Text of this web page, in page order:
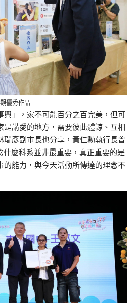
優秀作品
興」，家不可能百分之百完美，但可
是講愛的地方，需要彼此體諒、互相
瑞彥副市長也分享， 黃仁勳執行長曾
什麼科系並非最重要，真正重要的是
的能力，與今天活動所傳達的理念不